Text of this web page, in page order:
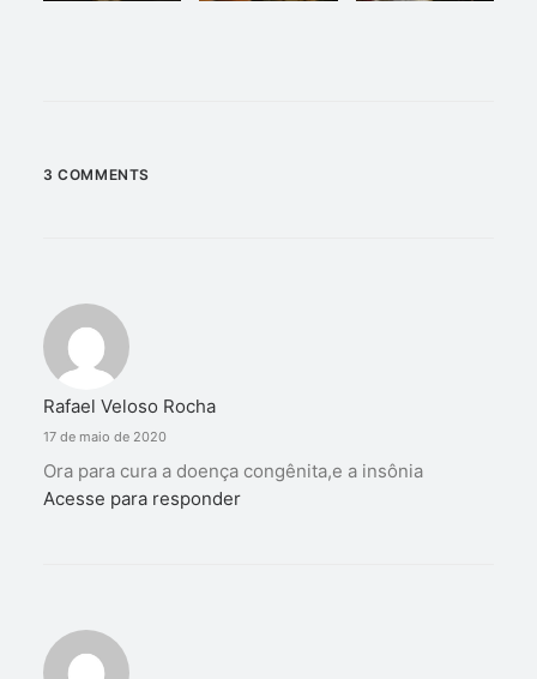
3 COMMENTS
Rafael Veloso Rocha
17 de maio de 2020
Ora para cura a doença congênita,e a insônia
Acesse para responder